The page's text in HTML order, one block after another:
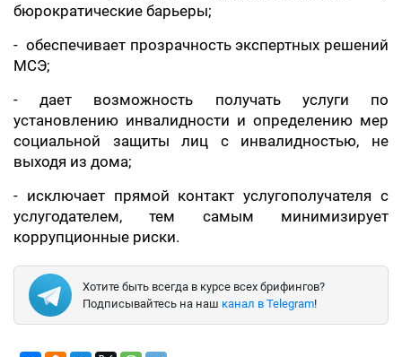
бюрократические барьеры;
- обеспечивает прозрачность экспертных решений
МСЭ;
- дает возможность получать услуги по
установлению инвалидности и определению мер
социальной защиты лиц с инвалидностью, не
выходя из дома;
- исключает прямой контакт услугополучателя с
услугодателем, тем самым минимизирует
коррупционные риски.
Хотите быть всегда в курсе всех брифингов?
Подписывайтесь на наш канал в Telegram!